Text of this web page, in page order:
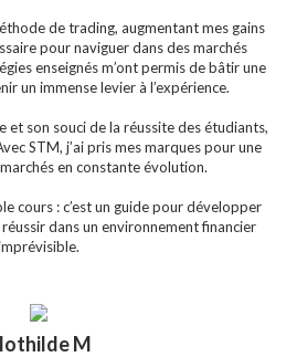
de trading, augmentant mes gains
pour naviguer dans des marchés
enseignés m’ont permis de bâtir une
un immense levier à l’expérience.
et son souci de la réussite des étudiants,
STM, j’ai pris mes marques pour une
en constante évolution.
cours : c’est un guide pour développer
dans un environnement financier
M